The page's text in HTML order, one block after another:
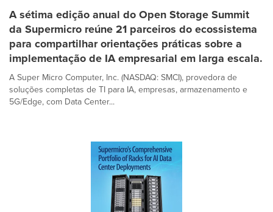
A sétima edição anual do Open Storage Summit
da Supermicro reúne 21 parceiros do ecossistema
para compartilhar orientações práticas sobre a
implementação de IA empresarial em larga escala.
A Super Micro Computer, Inc. (NASDAQ: SMCI), provedora de
soluções completas de TI para IA, empresas, armazenamento e
5G/Edge, com Data Center...